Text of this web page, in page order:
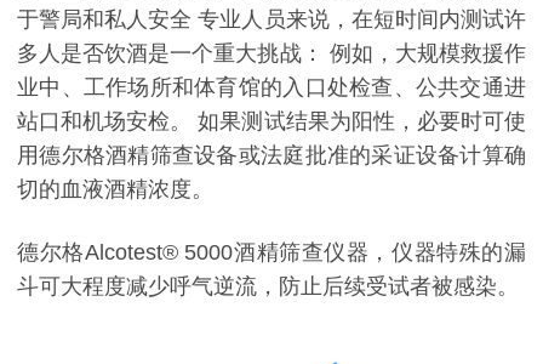
于警局和私人安全 专业人员来说，在短时间内测试许
多人是否饮酒是一个重大挑战： 例如，大规模救援作
业中、工作场所和体育馆的入口处检查、公共交通进
站口和机场安检。 如果测试结果为阳性，必要时可使
用德尔格酒精筛查设备或法庭批准的采证设备计算确
切的血液酒精浓度。
德尔格Alcotest® 5000酒精筛查仪器，仪器特殊的漏
斗可大程度减少呼气逆流，防止后续受试者被感染。